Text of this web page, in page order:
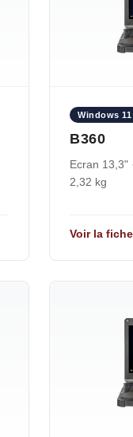
Windows
B360
Ecran 13,3"
2,32 kg
Voir la